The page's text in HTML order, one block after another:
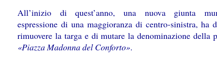
All’inizio di quest’anno, una nuova giunta
espressione di una maggioranza di centro-sinistra, ha
rimuovere la targa e di mutare la denominazione della
«Piazza Madonna del Conforto».